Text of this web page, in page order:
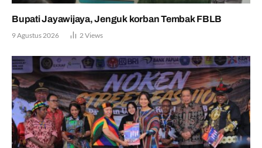
Bupati Jayawijaya, Jenguk korban Tembak FBLB
9 Agustus 2026 2Views